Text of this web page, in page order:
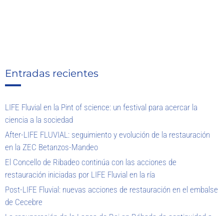
Entradas recientes
LIFE Fluvial en la Pint of science: un festival para acercar la
ciencia a la sociedad
After-LIFE FLUVIAL: seguimiento y evolución de la restauración
en la ZEC Betanzos-Mandeo
El Concello de Ribadeo continúa con las acciones de
restauración iniciadas por LIFE Fluvial en la ría
Post-LIFE Fluvial: nuevas acciones de restauración en el embalse
de Cecebre